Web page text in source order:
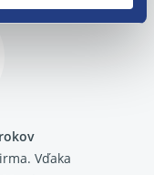
Vďaka